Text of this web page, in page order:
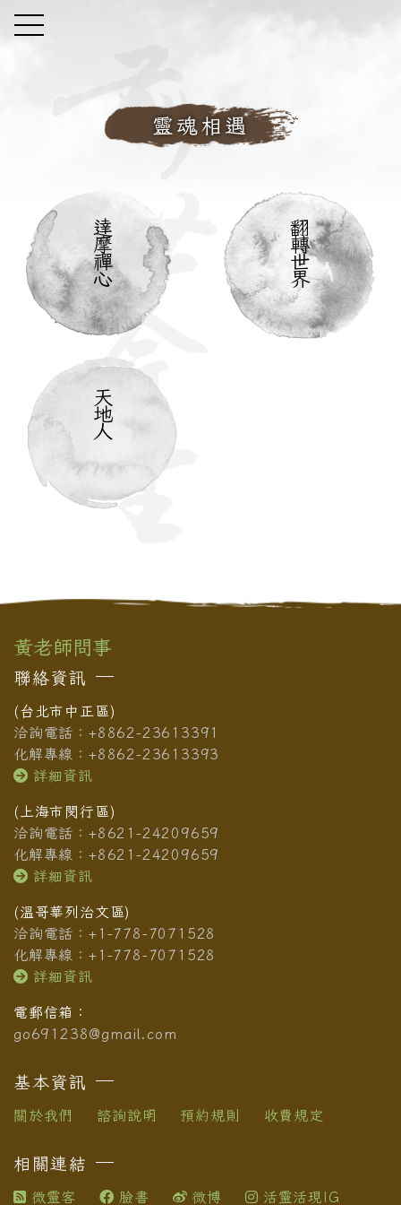
靈魂相遇
達
摩
禪
心
翻
轉
世
界
天
地
人
黃老師問事
聯絡資訊
(台北市中正區)
洽詢電話：+8862-23613391
化解專線：+8862-23613393
詳細資訊
(上海市閔行區)
洽詢電話：+8621-24209659
化解專線：+8621-24209659
詳細資訊
(溫哥華列治文區)
洽詢電話：+1-778-7071528
化解專線：+1-778-7071528
詳細資訊
電郵信箱：
go691238@gmail.com
基本資訊
關於我們 諮詢說明 預約規則 收費規定
相關連結
微靈客 臉書 微博 活靈活現IG